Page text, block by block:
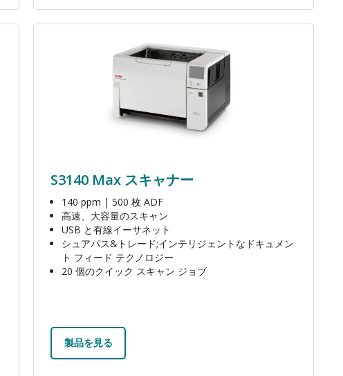
S3140 Max スキャナー
140 ppm | 500 枚 ADF
高速、大容量のスキャン
USB と有線イーサネット
シュアパス&トレード;インテリジェントなドキュメン
ト フィード テクノロジー
20 個のクイック スキャン ジョブ
製品を見る